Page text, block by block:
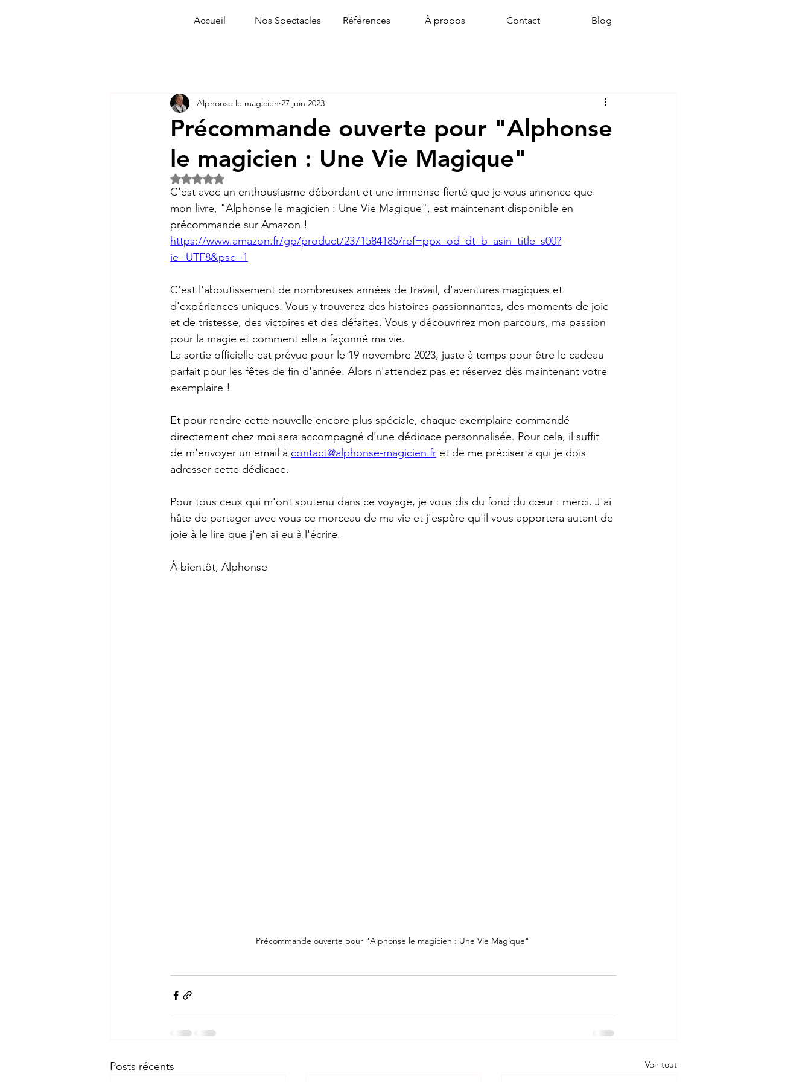
Accueil Nos Spectacles Références À propos Contact Blog
Précommande ouverte pour "Alphonse
le magicien : Une Vie Magique"
Alphonse le magicien 27 juin 2023
Noté NaN étoiles sur 5.
C'est avec un enthousiasme débordant et une immense fierté que je vous annonce que
mon livre, "Alphonse le magicien : Une Vie Magique", est maintenant disponible en
précommande sur Amazon !
https://www.amazon.fr/gp/product/2371584185/ref=ppx_od_dt_b_asin_title_s00?
ie=UTF8&psc=1
C'est l'aboutissement de nombreuses années de travail, d'aventures magiques et
d'expériences uniques. Vous y trouverez des histoires passionnantes, des moments de joie
et de tristesse, des victoires et des défaites. Vous y découvrirez mon parcours, ma passion
pour la magie et comment elle a façonné ma vie.
La sortie officielle est prévue pour le 19 novembre 2023, juste à temps pour être le cadeau
parfait pour les fêtes de fin d'année. Alors n'attendez pas et réservez dès maintenant votre
exemplaire !
Et pour rendre cette nouvelle encore plus spéciale, chaque exemplaire commandé
directement chez moi sera accompagné d'une dédicace personnalisée. Pour cela, il suffit
de m'envoyer un email à contact@alphonse-magicien.fr et de me préciser à qui je dois
adresser cette dédicace.
Pour tous ceux qui m'ont soutenu dans ce voyage, je vous dis du fond du cœur : merci. J'ai
hâte de partager avec vous ce morceau de ma vie et j'espère qu'il vous apportera autant de
joie à le lire que j'en ai eu à l'écrire.
À bientôt, Alphonse
Précommande ouverte pour "Alphonse le magicien : Une Vie Magique"
Posts récents Voir tout